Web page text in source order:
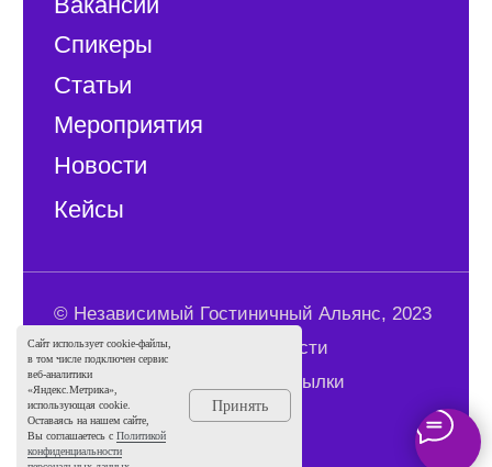
Сайт использует cookie-файлы,
в том числе подключен сервис
веб-аналитики
«Яндекс.Метрика»,
использующая cookie.
Оставаясь на нашем сайте,
Вы соглашаетесь с Политикой
конфиденциальности
Принять